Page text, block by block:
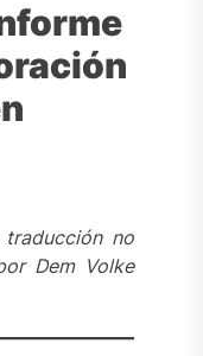
no
Dem Volke